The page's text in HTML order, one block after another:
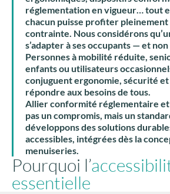
réglementation en vigueur… tout
chacun puisse profiter pleinement
contrainte. Nous considérons
s’adapter à ses occupants — et
Personnes à mobilité réduite,
enfants ou utilisateurs
conjuguent ergonomie, sécurité
répondre aux besoins de tous.
Allier conformité réglementaire et
pas un compromis, mais un
développons des solutions
accessibles, intégrées dès la
menuiseries.
Pourquoi l’
essentielle